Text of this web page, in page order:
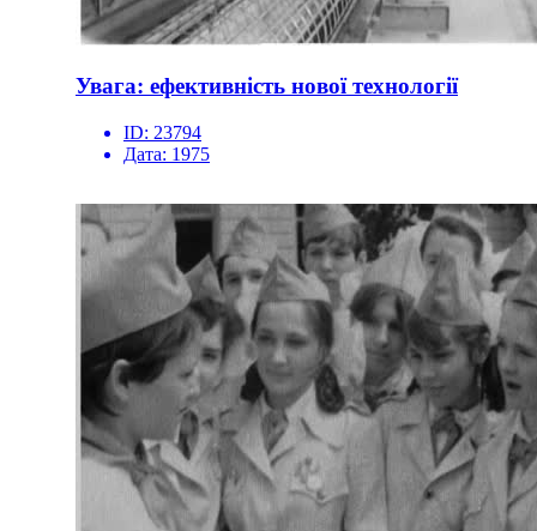
Увага: ефективність нової технології
ID: 23794
Дата: 1975